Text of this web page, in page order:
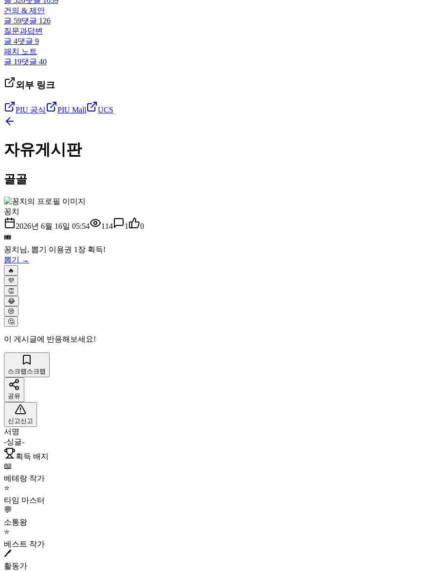
건의 & 제안
글 59댓글 126
질문과답변
글 4댓글 9
패치 노트
글 19댓글 40
외부 링크
PIU 공식 PIU Mall UCS
자유게시판
골골
꽁치
2026년 6월 16일 05:54
114 1
0
🎟️
꽁치 님, 뽑기 이용권 1 장 획득!
뽑기 →
🔥
💜
👏
😂
😢
🤔
이 게시글에 반응해보세요!
스크랩 스크랩
공유
신고신고
서명
-싱글-
획득 배지
📖
베테랑 작가
⭐
타임 마스터
💬
소통왕
⭐
베스트 작가
🖊️
활동가